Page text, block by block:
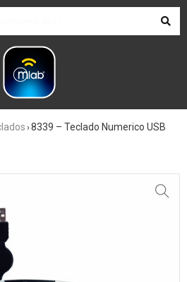
›8339 – Teclado Numerico USB